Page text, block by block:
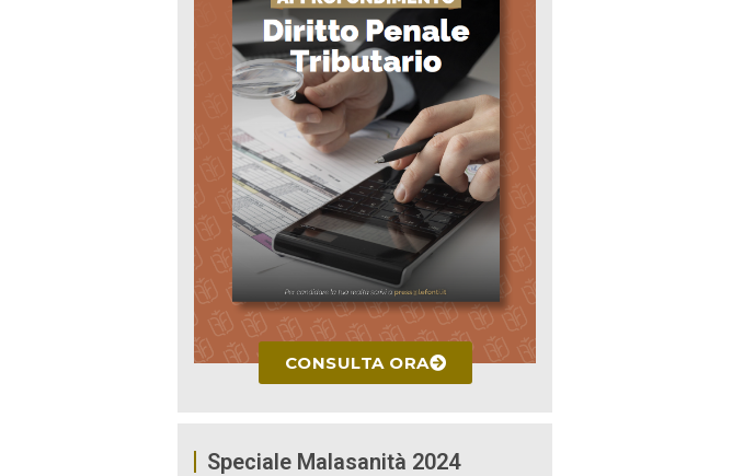
CONSULTA ORA
Speciale Malasanità 2024